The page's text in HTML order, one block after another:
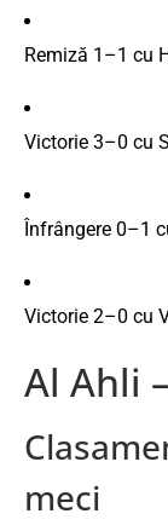
Remiză 1–1 cu
Victorie 3–0 cu
Înfrângere 0–1
Victorie 2–0 cu
Al Ahli
meci